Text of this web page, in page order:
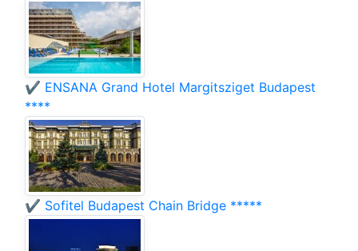
✔️ ENSANA Grand Hotel Margitsziget Budapest
****
✔️ Sofitel Budapest Chain Bridge *****